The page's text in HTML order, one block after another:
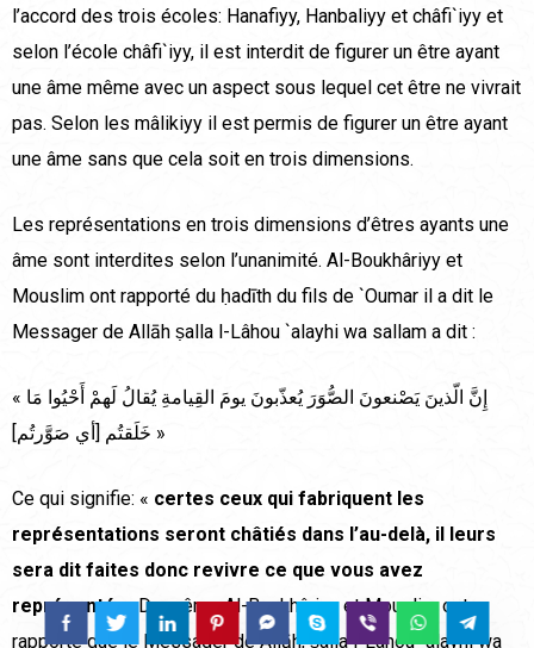
l’accord des trois écoles: Hanafiyy, Hanbaliyy et châfi`iyy et
selon l’école châfi`iyy, il est interdit de figurer un être ayant
une âme même avec un aspect sous lequel cet être ne vivrait
pas. Selon les mâlikiyy il est permis de figurer un être ayant
une âme sans que cela soit en trois dimensions.
Les représentations en trois dimensions d’êtres ayants une
âme sont interdites selon l’unanimité. Al-Boukhâriyy et
Mouslim ont rapporté du ḥadīth du fils de `Oumar il a dit le
Messager de Allāh ṣalla l-Lâhou `alayhi wa sallam a dit :
« إِنَّ الّذينَ يَصْنعونَ الصُّوَرَ يُعذّبونَ يومَ القِيامةِ يُقالُ لَهمْ أَحْيُوا مَا
خَلَقتُم [أي صَوَّرتُم] »
Ce qui signifie: « certes ceux qui fabriquent les
représentations seront châtiés dans l’au-delà, il leurs
sera dit faites donc revivre ce que vous avez
représenté». De même Al-Boukhâriyy et Mouslim ont
rapporté que le Messager de Allāh, ṣalla l-Lâhou `alayhi wa